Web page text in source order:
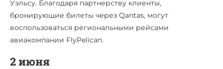
Уэльсу. Благодаря партнерству клиенты,
бронирующие билеты через Qantas, могут
воспользоваться региональными рейсами
авиакомпании FlyPelican.
2 июня